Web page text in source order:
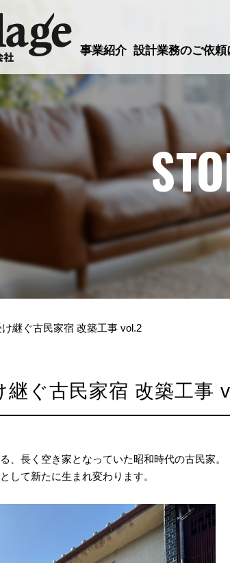
事業紹介 設計業務のご依頼
継ぐ古民家宿 改築工事 vol.2
継ぐ古民家宿 改築工事
、長く空き家となっていた昭和時代の古民家。
して新たに生まれ変わります。